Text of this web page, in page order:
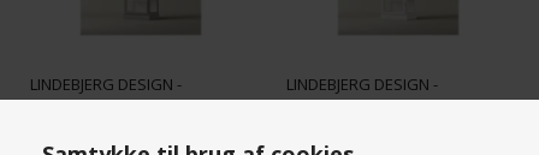
LINDEBJERG DESIGN -
VITRINESKAB V1 CLASSIC /
LINDEBJERG DESIGN -
VITRINESKAB V1 CLASSIC /